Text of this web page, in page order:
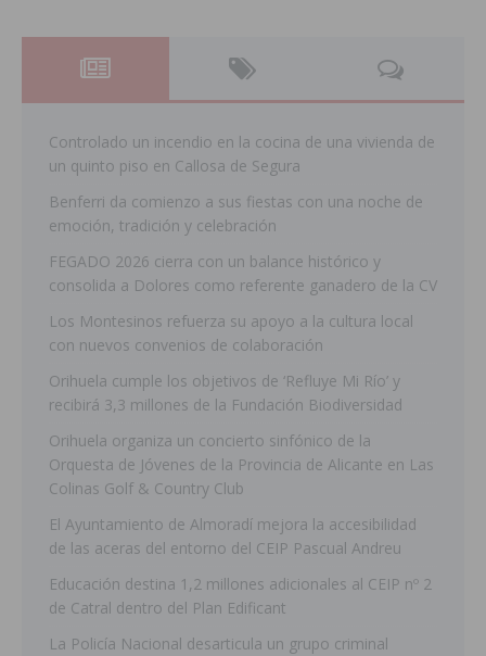
Controlado un incendio en la cocina de una vivienda de
un quinto piso en Callosa de Segura
Benferri da comienzo a sus fiestas con una noche de
emoción, tradición y celebración
FEGADO 2026 cierra con un balance histórico y
consolida a Dolores como referente ganadero de la CV
Los Montesinos refuerza su apoyo a la cultura local
con nuevos convenios de colaboración
Orihuela cumple los objetivos de ‘Refluye Mi Río’ y
recibirá 3,3 millones de la Fundación Biodiversidad
Orihuela organiza un concierto sinfónico de la
Orquesta de Jóvenes de la Provincia de Alicante en Las
Colinas Golf & Country Club
El Ayuntamiento de Almoradí mejora la accesibilidad
de las aceras del entorno del CEIP Pascual Andreu
Educación destina 1,2 millones adicionales al CEIP nº 2
de Catral dentro del Plan Edificant
La Policía Nacional desarticula un grupo criminal